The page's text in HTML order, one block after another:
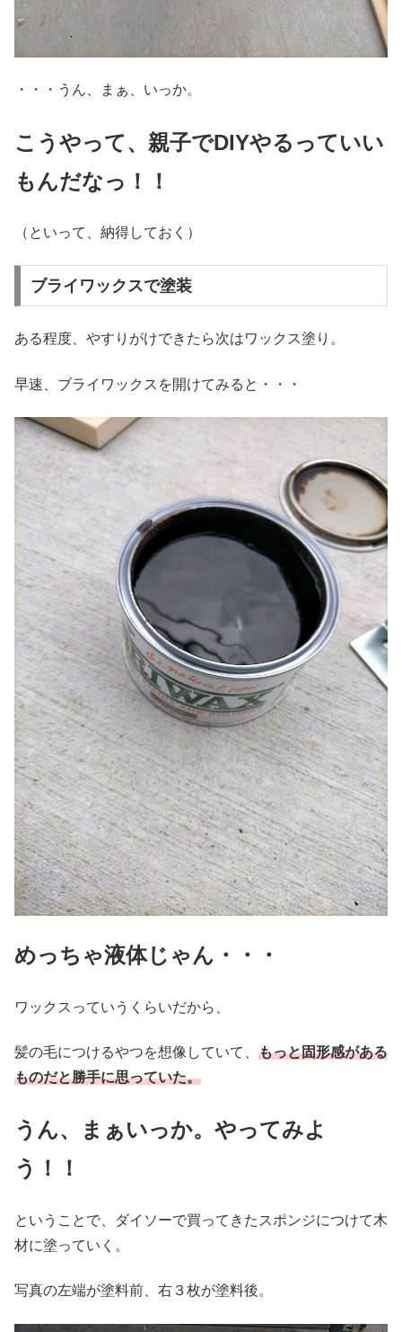
・・・うん、まぁ、いっか。
こうやって、親子でDIYやるっていい
もんだなっ！！
（といって、納得しておく）
ブライワックスで塗装
ある程度、やすりがけできたら次はワックス塗り。
早速、ブライワックスを開けてみると・・・
めっちゃ液体じゃん・・・
ワックスっていうくらいだから、
髪の毛につけるやつを想像していて、 もっと固形感がある
ものだと勝手に思っていた。
うん、まぁいっか。やってみよ
う！！
ということで、ダイソーで買ってきたスポンジにつけて木
材に塗っていく。
写真の左端が塗料前、右３枚が塗料後。